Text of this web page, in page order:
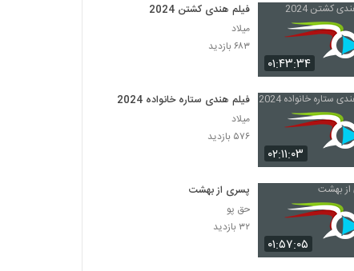
۰۱:۴۳:۳۴
فیلم هندی کشتن 2024
میلاد
۶۸۳ بازدید
۰۲:۱۱:۰۳
فیلم هندی ستاره خانواده 2024
میلاد
۵۷۶ بازدید
۰۱:۵۷:۰۵
پسری از بهشت
حق پو
۳۲ بازدید